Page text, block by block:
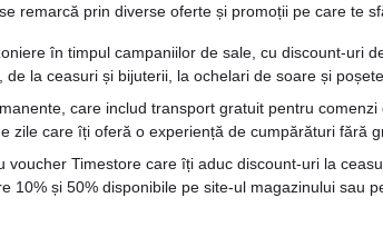
remarcă prin diverse oferte și promoții pe care te
în timpul campaniilor de sale, cu discount-uri
de la ceasuri și bijuterii, la ochelari de soare și poșete
care includ transport gratuit pentru
zile care îți oferă o experiență de cumpărături fără
voucher Timestore care îți aduc discount-uri la
10% și 50% disponibile pe site-ul magazinului sau